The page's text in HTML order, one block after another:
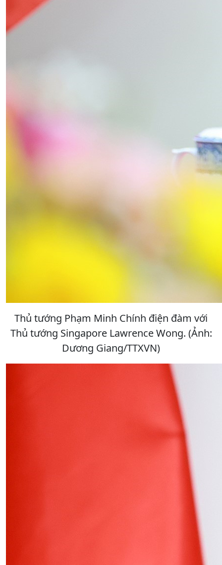
Thủ tướng Phạm Minh Chính điện đàm với
Thủ tướng Singapore Lawrence Wong. (Ảnh:
Dương Giang/TTXVN)